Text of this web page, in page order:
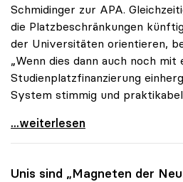
Schmidinger zur APA.
die Platzbeschränkungen
der Universitäten orientieren,
„Wenn dies dann auch noch mit
Studienplatzfinanzierung
System stimmig und
Zugangsregelungen:
...weiterlesen
Unis sind „Magneten der